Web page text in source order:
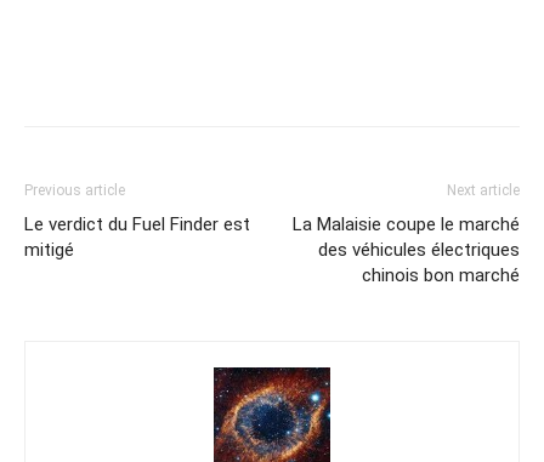
Previous article
Le verdict du Fuel Finder est
mitigé
Next article
La Malaisie coupe le marché
des véhicules électriques
chinois bon marché